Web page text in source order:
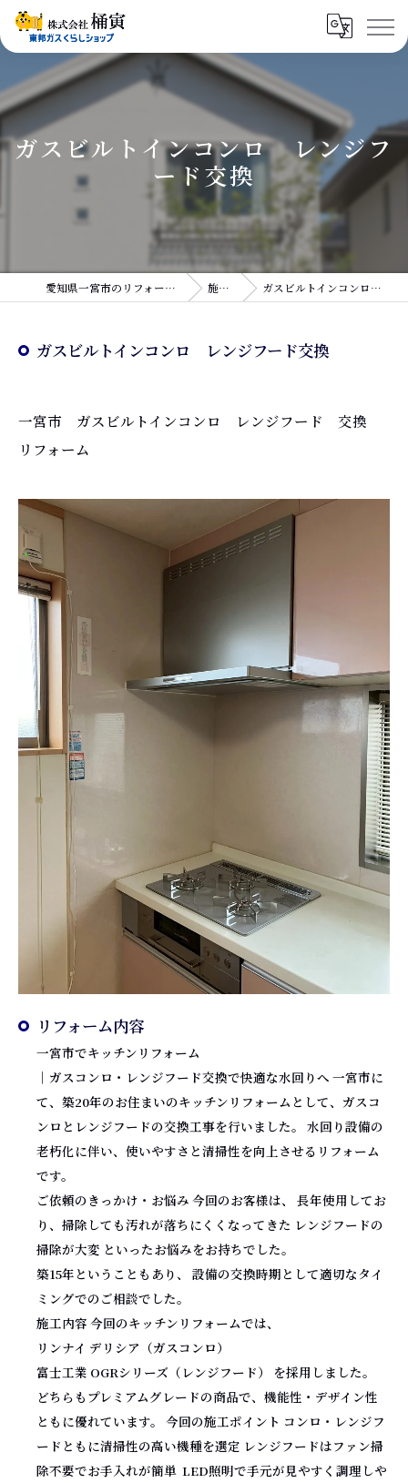
ガスビルトインコンロ レンジフ
ード交換
愛知県一宮市のリフォームなら株式会社桶寅 施工実績 ガスビルトインコンロ レンジフード交換
ガスビルトインコンロ レンジフード交換
一宮市 ガスビルトインコンロ レンジフード 交換
リフォーム
リフォーム内容
一宮市でキッチンリフォーム
｜ガスコンロ・レンジフード交換で快適な水回りへ 一宮市に
て、築20年のお住まいのキッチンリフォームとして、ガスコ
ンロとレンジフードの交換工事を行いました。 水回り設備の
老朽化に伴い、使いやすさと清掃性を向上させるリフォーム
です。
ご依頼のきっかけ・お悩み 今回のお客様は、 長年使用してお
り、掃除しても汚れが落ちにくくなってきた レンジフードの
掃除が大変 といったお悩みをお持ちでした。
築15年ということもあり、 設備の交換時期として適切なタイ
ミングでのご相談でした。
施工内容 今回のキッチンリフォームでは、
リンナイ デリシア（ガスコンロ）
富士工業 OGRシリーズ（レンジフード） を採用しました。
どちらもプレミアムグレードの商品で、機能性・デザイン性
ともに優れています。 今回の施工ポイント コンロ・レンジフ
ードともに清掃性の高い機種を選定 レンジフードはファン掃
除不要でお手入れが簡単 LED照明で手元が見やすく調理しや